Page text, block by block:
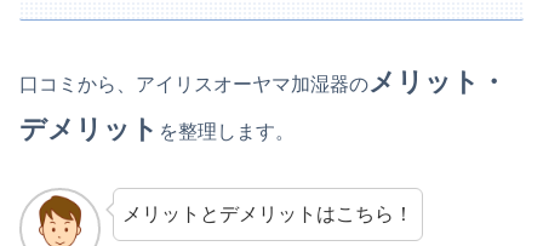
口コミから、アイリスオーヤマ加湿器のメリット・
デメリット を整理します。
メリットとデメリットはこちら！